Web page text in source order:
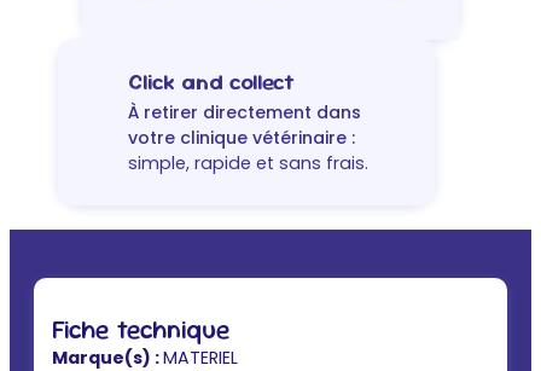
Click and collect
À retirer directement dans
votre clinique vétérinaire :
simple, rapide et sans frais.
Fiche technique
Marque(s) :MATERIEL